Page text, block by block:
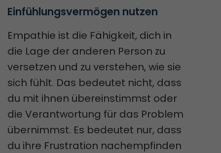
Einfühlungsvermögen nutzen
Empathie ist die Fähigkeit, dich in
die Lage der anderen Person zu
versetzen und zu verstehen, wie sie
sich fühlt. Das bedeutet nicht, dass
du mit ihnen übereinstimmst oder
die Verantwortung für das Problem
übernimmst. Es bedeutet nur, dass
du ihre Frustration nachempfinden